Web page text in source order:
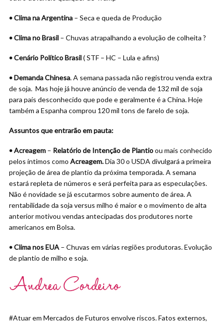
• Clima na Argentina – Seca e queda de Produção
• Clima no Brasil – Chuvas atrapalhando a evolução de colheita ?
• Cenário Político Brasil( STF – HC – Lula e afins)
• Demanda Chinesa. A semana passada não registrou venda extra
de soja. Mas hoje já houve anúncio de venda de 132 mil de soja
para país desconhecido que pode e geralmente é a China. Hoje
também a Espanha comprou 120 mil tons de farelo de soja.
Assuntos que entrarão em pauta:
• Acreagem – Relatório de Intenção de Plantioou mais conhecido
pelos íntimos como Acreagem.Dia 30 o USDA divulgará a primeira
projeção de área de plantio da próxima temporada. A semana
estará repleta de números e será perfeita para as especulações.
Não é novidade se já escutarmos sobre aumento de área. A
rentabilidade da soja versus milho é maior e o movimento de alta
anterior motivou vendas antecipadas dos produtores norte
americanos em Bolsa.
• Clima nos EUA – Chuvas em várias regiões produtoras. Evolução
de plantio de milho e soja.
#Atuar em Mercados de Futuros envolve riscos. Fatos externos,